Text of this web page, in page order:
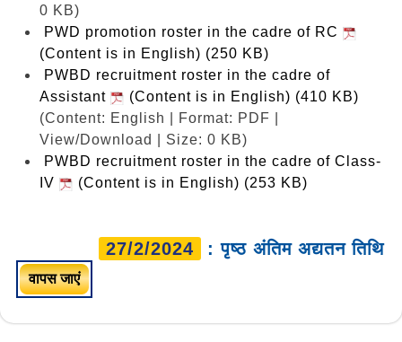
0 KB)
PWD promotion roster in the cadre of RC
(Content is in English) (250 KB)
PWBD recruitment roster in the cadre of
Assistant
(Content is in English) (410 KB)
(Content: English | Format: PDF |
View/Download | Size: 0 KB)
PWBD recruitment roster in the cadre of Class-
IV
(Content is in English) (253 KB)
27/2/2024 : पृष्ठ अंतिम अद्यतन तिथि
वापस जाएं